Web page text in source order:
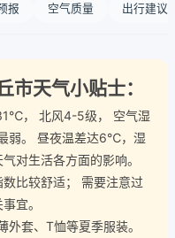
报 空气质量 出行建议
天气小贴士：
， 北风4-5级， 空气湿
弱。 昼夜温差达6℃，湿
对生活各方面的影响。
比较舒适； 需要注意过
宜。
套、T恤等夏季服装。